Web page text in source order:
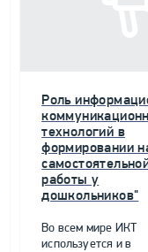
Роль
технологий в
формировании
работы у
дошкольников"
Во всем мире ИКТ
используется и в